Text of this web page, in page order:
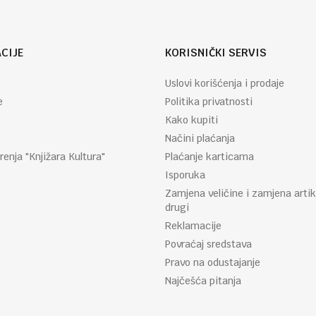
"Knjižara Kultura"
KORISNIČKI SERVIS
Uslovi korišćenja i prodaje
Politika privatnosti
Kako kupiti
Načini plaćanja
Plaćanje karticama
Isporuka
Zamjena veličine i zamjena
drugi
Reklamacije
Povraćaj sredstava
Pravo na odustajanje
Najčešća pitanja